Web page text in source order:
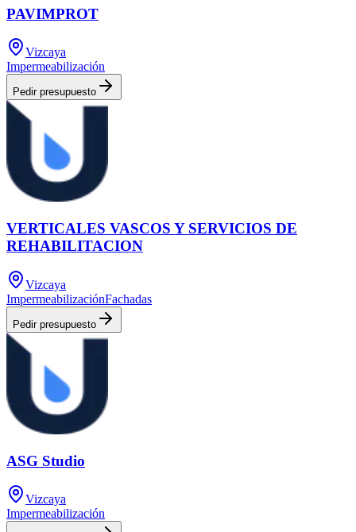
PAVIMPROT
Vizcaya
Impermeabilización
Pedir presupuesto
VERTICALES VASCOS Y SERVICIOS DE
REHABILITACION
Vizcaya
ImpermeabilizaciónFachadas
Pedir presupuesto
ASG Studio
Vizcaya
Impermeabilización